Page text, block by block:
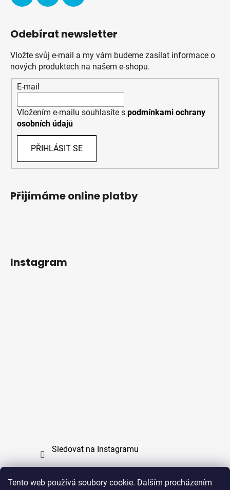
Tento web používá soubory cookie. Dalším procházením
Odebírat newsletter
Vložte svůj e-mail a my vám budeme zasílat informace o
nových produktech na našem e-shopu.
E-mail
Vložením e-mailu souhlasíte s podmínkami ochrany
osobních údajů
PŘIHLÁSIT SE
Přijímáme online platby
Instagram
Sledovat na Instagramu